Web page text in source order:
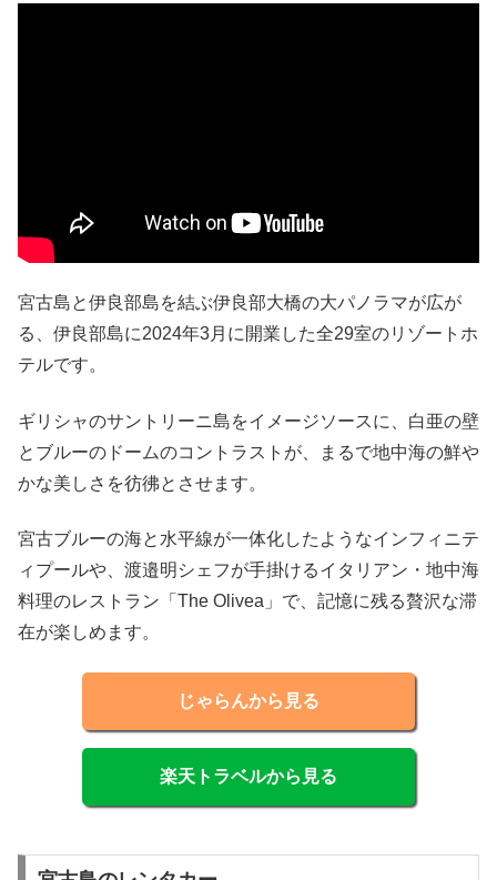
宮古島と伊良部島を結ぶ伊良部大橋の大パノラマが広が
る、伊良部島に2024年3月に開業した全29室のリゾートホ
テルです。
ギリシャのサントリーニ島をイメージソースに、白亜の壁
とブルーのドームのコントラストが、まるで地中海の鮮や
かな美しさを彷彿とさせます。
宮古ブルーの海と水平線が一体化したようなインフィニテ
ィプールや、渡邉明シェフが手掛けるイタリアン・地中海
料理のレストラン「The Olivea」で、記憶に残る贅沢な滞
在が楽しめます。
じゃらんから見る
楽天トラベルから見る